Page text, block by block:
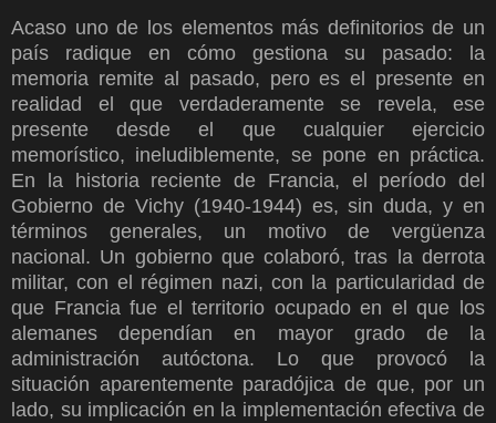
Acaso uno de los elementos más definitorios de un
país radique en cómo gestiona su pasado: la
memoria remite al pasado, pero es el presente en
realidad el que verdaderamente se revela, ese
presente desde el que cualquier ejercicio
memorístico, ineludiblemente, se pone en práctica.
En la historia reciente de Francia, el período del
Gobierno de Vichy (1940-1944) es, sin duda, y en
términos generales, un motivo de vergüenza
nacional. Un gobierno que colaboró, tras la derrota
militar, con el régimen nazi, con la particularidad de
que Francia fue el territorio ocupado en el que los
alemanes dependían en mayor grado de la
administración autóctona. Lo que provocó la
situación aparentemente paradójica de que, por un
lado, su implicación en la implementación efectiva de